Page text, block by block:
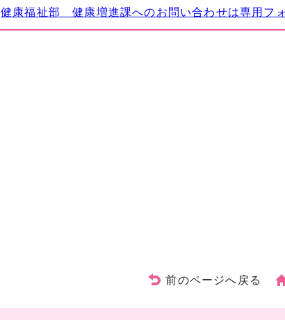
健康福祉部 健康増進課へのお問い合わせは専用フ
前のページへ戻る